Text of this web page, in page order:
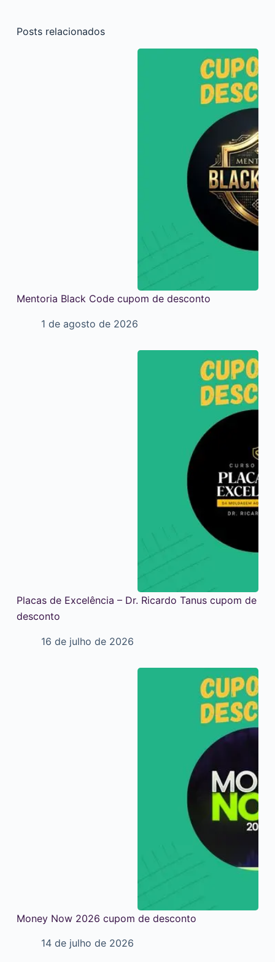
Posts relacionados
Mentoria Black Code cupom de desconto
1 de agosto de 2026
Placas de Excelência – Dr. Ricardo Tanus cupom de
desconto
16 de julho de 2026
Money Now 2026 cupom de desconto
14 de julho de 2026